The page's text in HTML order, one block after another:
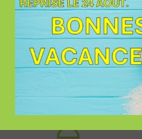
réseau national
Capitoul Ouvertures
appartient au réseau Art et
Fenêtres